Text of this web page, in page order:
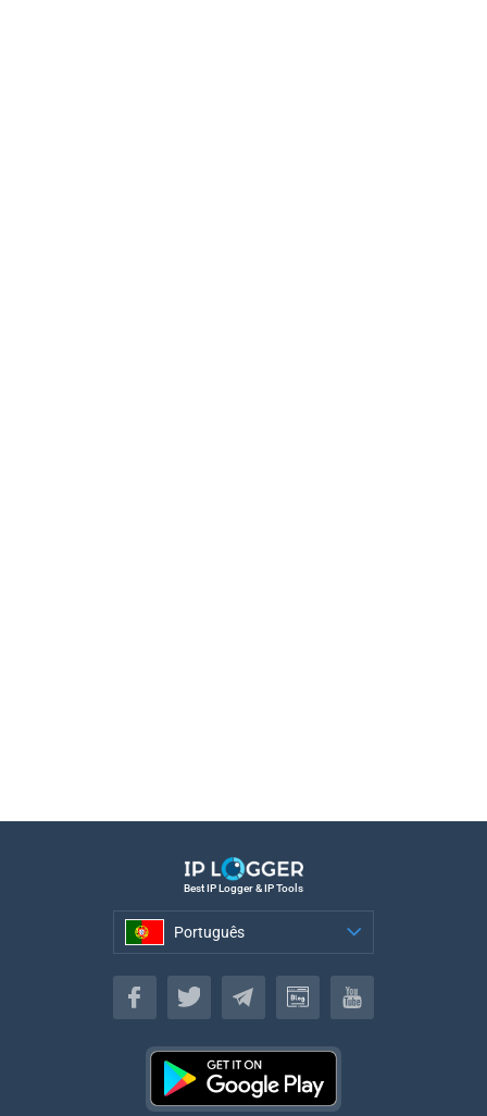
Best IP Logger & IP Tools
Português
Português